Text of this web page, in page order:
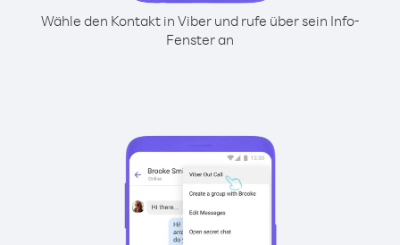
Wähle den Kontakt in Viber und rufe über sein Info-
Fenster an